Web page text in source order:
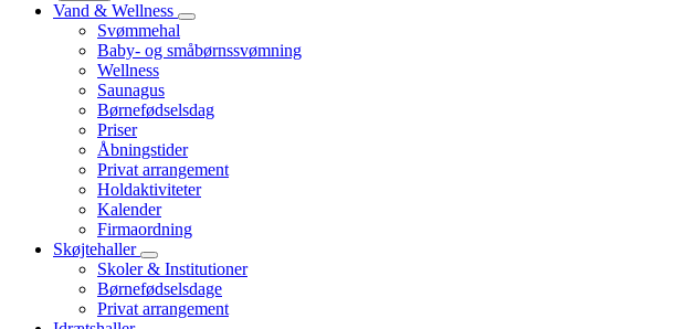
Vand & Wellness
Svømmehal
Baby- og småbørnssvømning
Wellness
Saunagus
Børnefødselsdag
Priser
Åbningstider
Privat arrangement
Holdaktiviteter
Kalender
Firmaordning
Skøjtehaller
Skoler & Institutioner
Børnefødselsdage
Privat arrangement